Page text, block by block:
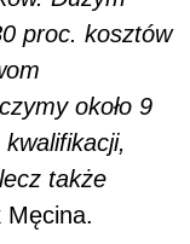
proc. kosztów
około 9
także
Męcina.